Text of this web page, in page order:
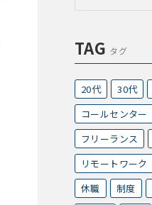
TAG タグ
20代 30代
コールセンター
フリーランス
リモートワーク
休職
制度